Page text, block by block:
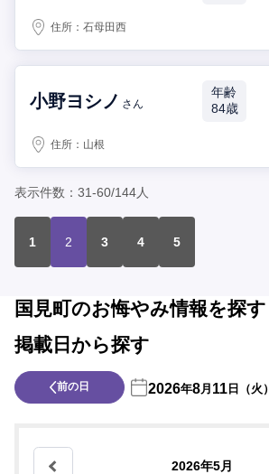
住所：石母田西
小野ヨシノ さん
年齢
84歳
住所： 山根
表示件数：31-60/144人
1 2 3 4 5
国見町のお悔やみ情報を探す
掲載日から探す
前の日 2026年8月 11 日（火）
2026年5月